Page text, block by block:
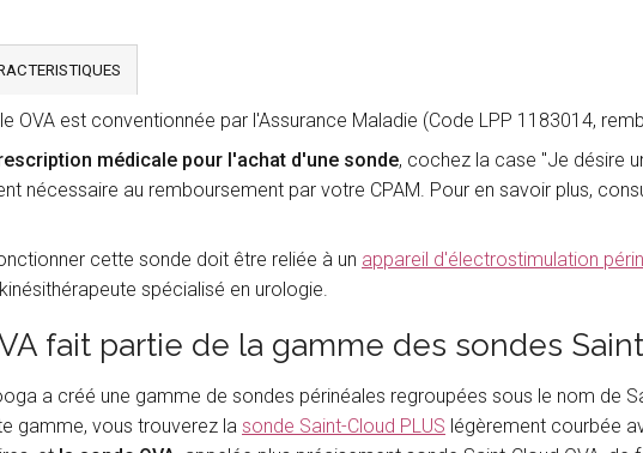
OVA est conventionnée par l'Assurance Maladie (Code LPP 1183014,
médicale pour l'achat d'une sonde, cochez la case "Je désire
nécessaire au remboursement par votre CPAM. Pour en savoir plus,
cette sonde doit être reliée à un appareil d'électrostimulation
spécialisé en urologie.
fait partie de la gamme des sondes
a créé une gamme de sondes périnéales regroupées sous le nom de
gamme, vous trouverez la sonde Saint-Cloud PLUS légèrement courbée